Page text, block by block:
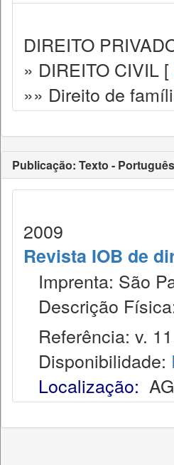
DIREITO
» DIREITO CIVIL [
»» Direito de
Publicação: Texto - Português
2009
Revista IOB de
Imprenta: São
Descrição
Referência: v.
Disponibilidade:
Localização: